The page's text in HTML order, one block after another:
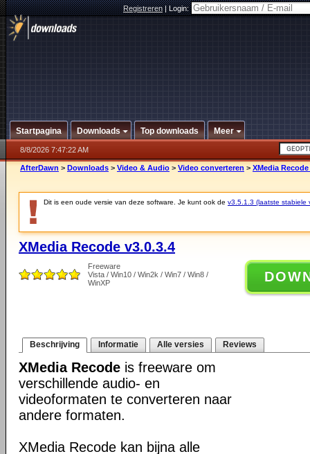
Registreren|Login:
Startpagina Downloads Top downloads Meer
8/8/2026 7:47:22 AM
AfterDawn > Downloads > Video & Audio > Video converteren > XMedia Recode
Dit is een oude versie van deze software. Je kunt ook de v3.5.1.3 (laatste stabiele
XMedia Recode v3.0.3.4
Freeware
Vista / Win10 / Win2k / Win7 / Win8 /
WinXP
Beschrijving Informatie Alle versies Reviews
XMedia Recode is freeware om
verschillende audio- en
videoformaten te converteren naar
andere formaten.
XMedia Recode kan bijna alle